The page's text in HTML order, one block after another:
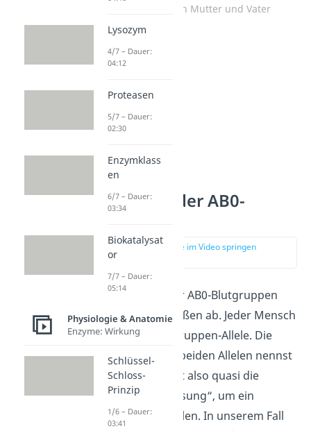
Erbanlagen von Mutter und Vater
Vererbung der AB0-
zur Stelle im Video springen
Die Vererbung der AB0-Blutgruppen
läuft folgendermaßen ab. Jeder Mensch
besitzt zwei Blutgruppen-Allele. Die
Kombination aus beiden Allelen nennst
Genotyp
. Er ist also quasi die
„Gebrauchsanweisung“, um ein
Produkt herzustellen. In unserem Fall
Lysozym
4/7 – Dauer:
04:12
Proteasen
5/7 – Dauer:
02:30
Enzymklass
en
6/7 – Dauer:
03:34
Biokatalysat
or
7/7 – Dauer:
05:14
Physiologie & Anatomie
Enzyme: Wirkung
Schlüssel-
Schloss-
Prinzip
1/6 – Dauer:
03:41